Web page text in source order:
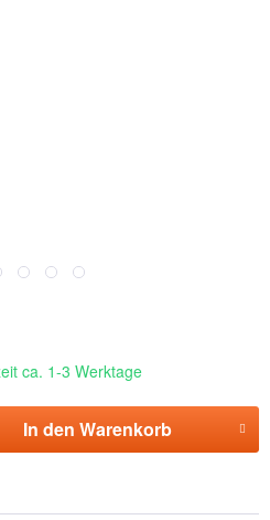
ca. 1-3 Werktage
In den Warenkorb